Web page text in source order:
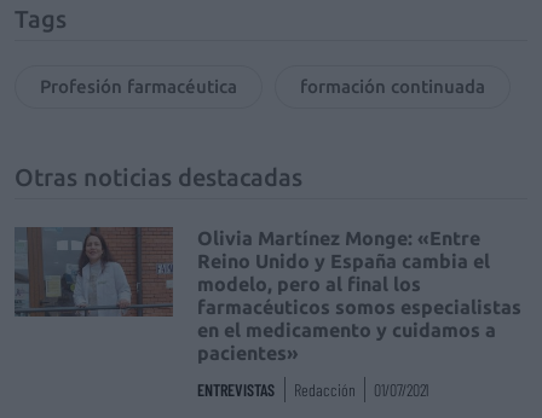
Tags
Profesión farmacéutica formación continuada
Otras noticias destacadas
Olivia Martínez Monge: «Entre
Reino Unido y España cambia el
modelo, pero al final los
farmacéuticos somos especialistas
en el medicamento y cuidamos a
pacientes»
ENTREVISTAS Redacción 01/07/2021